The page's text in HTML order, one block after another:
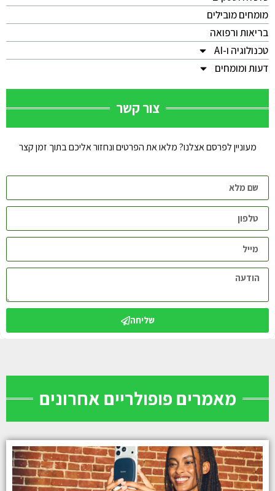
מומחים מובילים
בריאות ורפואה
טכנולוגיה ו-AI
דעות ומומחים
צור קשר
מעוניין לפרסם אצלנו? מלאו את הפרטים ונחזור אליכם בתוך זמן קצר
שליחה
מאמרים פופולריים אחרונים